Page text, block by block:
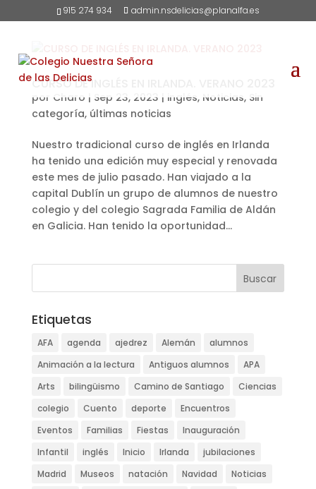
915 274 934 admin.nsdelicias@planalfa.es
CURSO DE INGLÉS EN IRLANDA. VERANO 2023
por Charo | Sep 23, 2023 | inglés, Noticias, Sin
categoría, últimas noticias
Nuestro tradicional curso de inglés en Irlanda
ha tenido una edición muy especial y renovada
este mes de julio pasado. Han viajado a la
capital Dublín un grupo de alumnos de nuestro
colegio y del colegio Sagrada Familia de Aldán
en Galicia. Han tenido la oportunidad...
Etiquetas
AFA agenda ajedrez Alemán
alumnos
Animación a la lectura
Antiguos alumnos
APA
Arts
bilingüismo Camino de Santiago
Ciencias
colegio
Cuento deporte
Encuentros
Eventos
Familias Fiestas
Inauguración
Infantil
inglés Inicio Irlanda
jubilaciones
Madrid
Museos natación Navidad
Noticias